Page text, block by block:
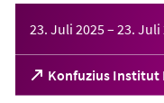
23. Juli 2025– 23. Juli
Konfuzius Institut
(Öffnet
in